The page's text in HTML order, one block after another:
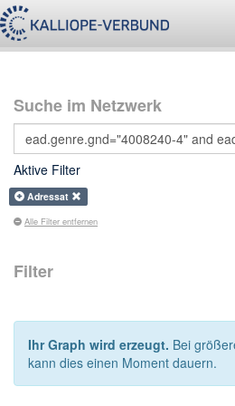
Suche im Netzwerk
Aktive Filter
Adressat
Alle Filter entfernen
Filter
Ihr Graph wird erzeugt. Bei
kann dies einen Moment dauern.